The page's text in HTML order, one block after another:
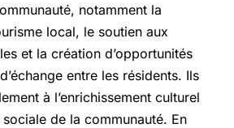
notamment la
local, le soutien aux
et la création d’opportunités
entre les résidents. Ils
à l’enrichissement culturel
de la communauté. En